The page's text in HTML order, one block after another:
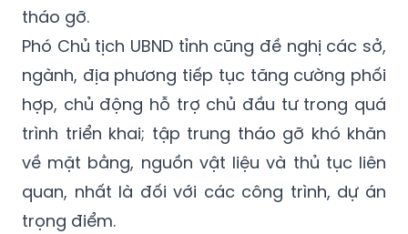
tháo gỡ.
Phó Chủ tịch UBND tỉnh cũng đề nghị các sở,
ngành, địa phương tiếp tục tăng cường phối
hợp, chủ động hỗ trợ chủ đầu tư trong quá
trình triển khai; tập trung tháo gỡ khó khăn
về mặt bằng, nguồn vật liệu và thủ tục liên
quan, nhất là đối với các công trình, dự án
trọng điểm.